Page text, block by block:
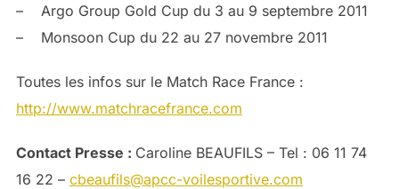
– Argo Group Gold Cup du 3 au 9 septembre 2011
– Monsoon Cup du 22 au 27 novembre 2011
Toutes les infos sur le Match Race France :
http://www.matchracefrance.com
Contact Presse : Caroline BEAUFILS – Tel : 06 11 74
16 22 – cbeaufils@apcc-voilesportive.com